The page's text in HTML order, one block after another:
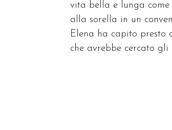
vita bella e lunga come
alla sorella in un
Elena ha capito presto
che avrebbe cercato